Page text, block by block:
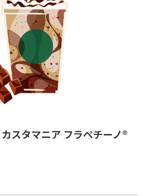
スタマニア フラペチーノ®